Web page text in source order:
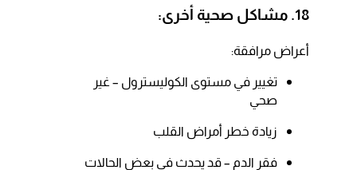
18. مشاكل صحية أخرى:
أعراض مرافقة:​
تغيير في مستوى الكوليسترول – غير
صحي​
زيادة خطر أمراض القلب​
فقر الدم – قد يحدث في بعض الحالات​